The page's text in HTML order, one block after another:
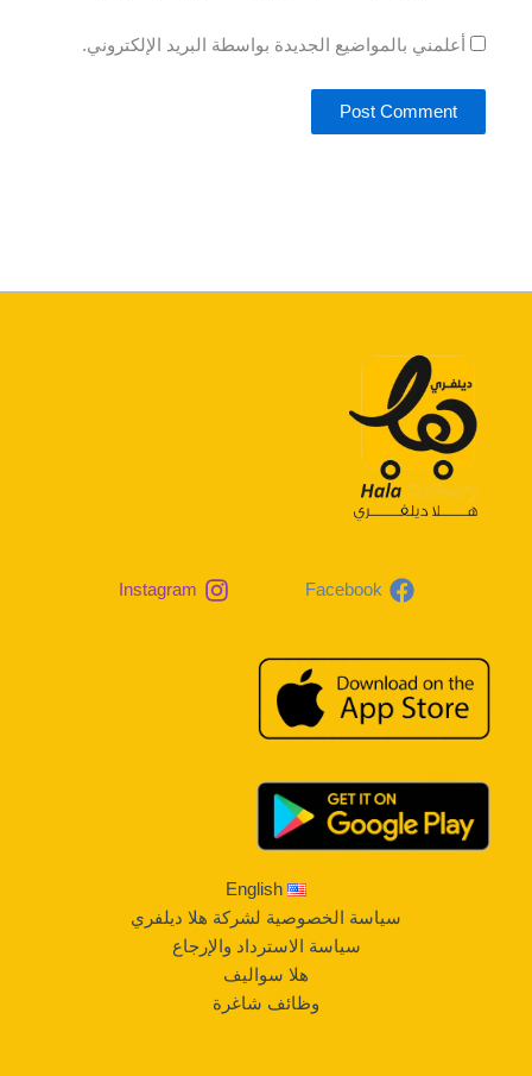
أعلمني بالمواضيع الجديدة بواسطة البريد الإلكتروني.
Facebook
Instagram
English
سياسة الخصوصية لشركة هلا ديلفري
سياسة الاسترداد والإرجاع
هلا سواليف
وظائف شاغرة